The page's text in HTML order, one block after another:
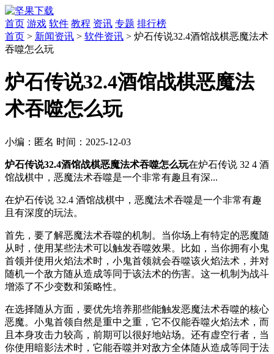
首页 游戏 软件 教程 资讯 专题 排行榜
首页 > 新闻资讯 > 软件资讯 > 炉石传说32.4酒馆战棋恶魔法术
吞噬怎么玩
炉石传说32.4酒馆战棋恶魔法
术吞噬怎么玩
小编： 匿名 时间： 2025-12-03
炉石传说32.4酒馆战棋恶魔法术吞噬怎么玩在炉石传说 32 4 酒
馆战棋中，恶魔法术吞噬是一个非常有趣且有深...
在炉石传说 32.4 酒馆战棋中，恶魔法术吞噬是一个非常有趣
且有深度的玩法。
首先，要了解恶魔法术吞噬的机制。当你场上有特定的恶魔随
从时，使用某些法术可以触发吞噬效果。比如，当你拥有小鬼
首领并使用火焰法术时，小鬼首领就会吞噬该火焰法术，并对
随机一个敌方随从造成等同于该法术的伤害。这一机制为战斗
增添了不少变数和策略性。
在选择随从方面，要优先培养那些能触发恶魔法术吞噬的核心
恶魔。小鬼首领自然是重中之重，它不仅能吞噬火焰法术，而
且本身攻击力较高，前期可以很好地站场。还有虚空行者，当
你使用暗影法术时，它能吞噬并对敌方全体随从造成等同于法